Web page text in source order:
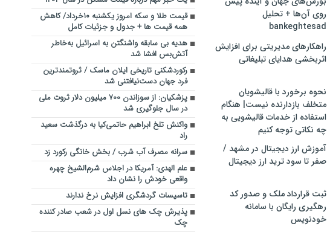
روی آن‌ها + تحلیل
bankeghtesad
راهکارهای مدیریتی برای افزایش
اثربخشی هدایای تبلیغاتی
نحوه برخورد با قالیشویان
متخلف بازدارنده نیست| هنگام
استفاده از خدمات قالیشویی به
چه نکاتی توجه کنیم
آموزش ارز دیجیتال در مشهد /
صفر تا سود ترید ارز دیجیتال
ثبت قرارداد ملک و صدور کد
رهگیری رایگان با سامانه
خودنویس
قیمت طلا و سکه امروز یکشنبه ۱۰خرداد/ کاهش
همه قیمت ها + جدول و جزئیات کامل
هدیه بی سابقه واشنگتن به اسرائیل به‌خاطر
آتش‌بس افشا شد
رکوردشکنی تاریخی ایلان ماسک / ثروتمندترین
فرد جهان دست‌نیافتنی شد
پزشکیان: از سوزاندن ۷۰۰ میلیون دلار ثروت ملی
در سال جلوگیری شد
واکنش تلخ ابراهیم حاتمی‌کیا به درگذشت سعید
راد
سرانه مصرف آب شرب / بخش خانگی رکورد زد
علم الهدی: آمریکا در اجلاس شرم‌الشیخ چهره
واقعی خودش را نشان داد
تاسیسات گردشگری افزایش نرخ ندارند
پذیرش چک های نسل اول در شعب صادر کننده
چک